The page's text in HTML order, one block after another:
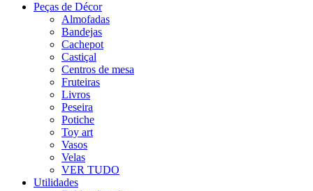
Peças de Décor
Almofadas
Bandejas
Cachepot
Castiçal
Centros de mesa
Fruteiras
Livros
Peseira
Potiche
Toy art
Vasos
Velas
VER TUDO
Utilidades